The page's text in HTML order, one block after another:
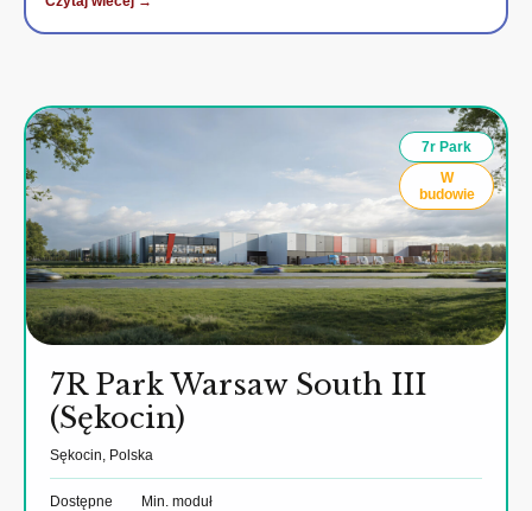
7r Park
W
budowie
7R Park Warsaw South III
(Sękocin)
Sękocin, Polska
Dostępne Min. moduł